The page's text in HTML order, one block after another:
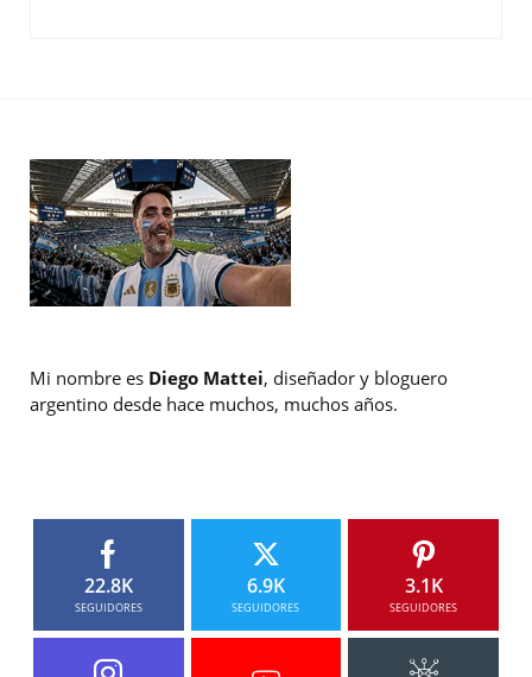
Mi nombre es Diego Mattei, diseñador y bloguero
argentino desde hace muchos, muchos años.
22.8K
SEGUIDORES
6.9K
SEGUIDORES
3.1K
SEGUIDORES